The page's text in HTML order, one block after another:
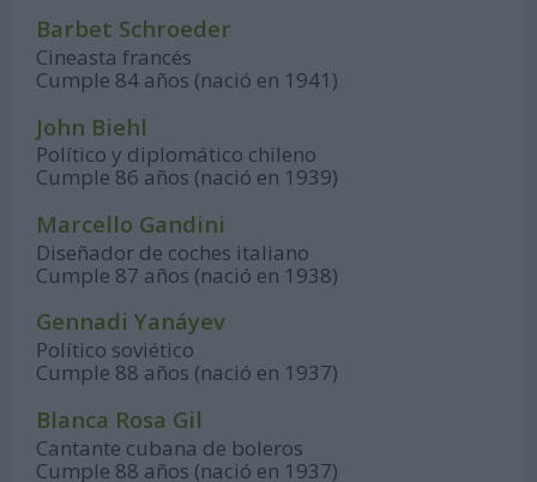
Barbet Schroeder
Cineasta francés
Cumple 84 años (nació en 1941)
John Biehl
Político y diplomático chileno
Cumple 86 años (nació en 1939)
Marcello Gandini
Diseñador de coches italiano
Cumple 87 años (nació en 1938)
Gennadi Yanáyev
Político soviético
Cumple 88 años (nació en 1937)
Blanca Rosa Gil
Cantante cubana de boleros
Cumple 88 años (nació en 1937)